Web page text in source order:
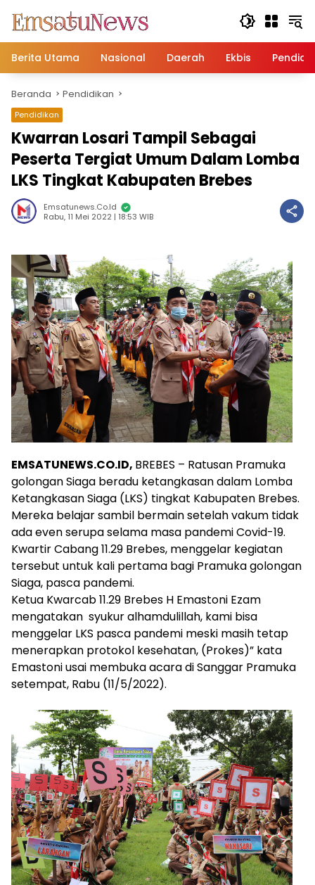
konten
Berita Utama
Nasional Daerah Ekbis
Beranda Pendidikan
Pendidikan
Kwarran Losari Tampil Sebagai
Peserta Tergiat Umum Dalam Lomba
LKS Tingkat Kabupaten Brebes
Emsatunews.co.id
Rabu, 11 Mei 2022 | 18:53 WIB
EMSATUNEWS.CO.ID, BREBES – Ratusan Pramuka
golongan Siaga beradu ketangkasan dalam Lomba
Ketangkasan Siaga (LKS) tingkat Kabupaten Brebes.
Mereka belajar sambil bermain setelah vakum tidak
ada even serupa selama masa pandemi Covid-19.
Kwartir Cabang 11.29 Brebes, menggelar kegiatan
tersebut untuk kali pertama bagi Pramuka golongan
Siaga, pasca pandemi.
Ketua Kwarcab 11.29 Brebes H Emastoni Ezam
mengatakan syukur alhamdulillah, kami bisa
menggelar LKS pasca pandemi meski masih tetap
menerapkan protokol kesehatan, (Prokes)” kata
Emastoni usai membuka acara di Sanggar Pramuka
setempat, Rabu (11/5/2022).